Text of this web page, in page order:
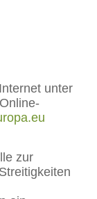
unter
zur